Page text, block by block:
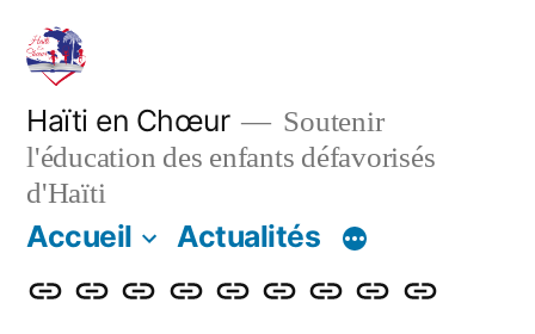
Aller
contenu
Haïti en Chœur
Soutenir
l'éducation des enfants défavorisés
d'Haïti
Accueil Actualités
AccueilActualités
Nos Adhérer
FaireNotreLe
Contact
Projet